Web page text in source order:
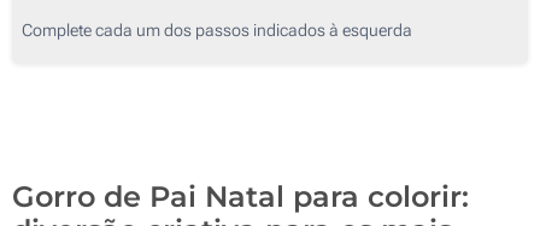
825
Complete cada um dos passos indicados à esquerda
Gorro de Pai Natal para colorir: